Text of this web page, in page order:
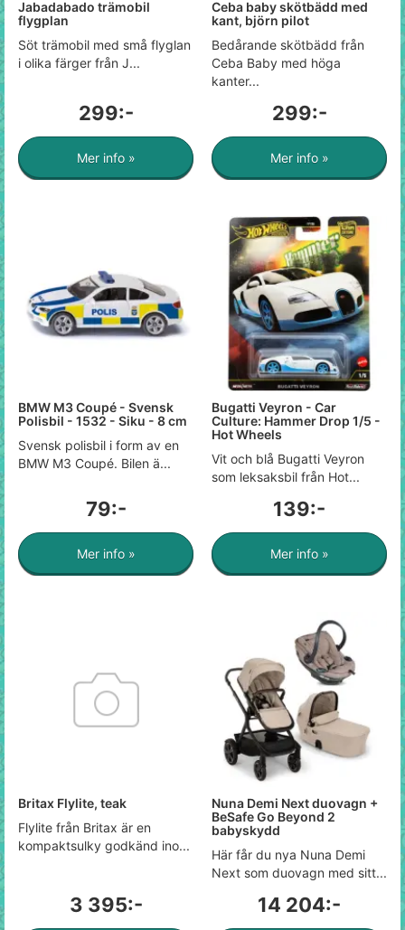
Jabadabado trämobil
flygplan
Söt trämobil med små flyglan
i olika färger från J...
299:-
Mer info »
Ceba baby skötbädd med
kant, björn pilot
Bedårande skötbädd från
Ceba Baby med höga
kanter...
299:-
Mer info »
BMW M3 Coupé - Svensk
Polisbil - 1532 - Siku - 8 cm
Svensk polisbil i form av en
BMW M3 Coupé. Bilen ä...
79:-
Mer info »
Bugatti Veyron - Car
Culture: Hammer Drop 1/5 -
Hot Wheels
Vit och blå Bugatti Veyron
som leksaksbil från Hot...
139:-
Mer info »
Britax Flylite, teak
Flylite från Britax är en
kompaktsulky godkänd ino...
3 395:-
Nuna Demi Next duovagn +
BeSafe Go Beyond 2
babyskydd
Här får du nya Nuna Demi
Next som duovagn med sitt...
14 204:-